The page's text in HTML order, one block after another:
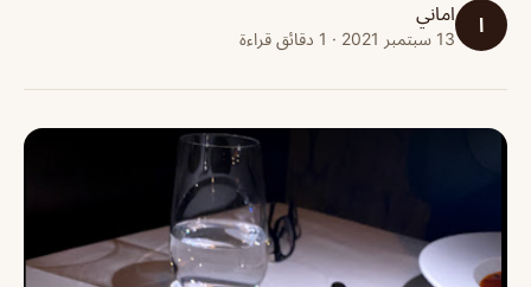
ا اماني
13 سبتمبر 2021 · 1 دقائق قراءة